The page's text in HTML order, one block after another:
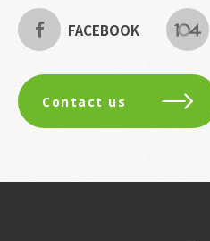
FACEBOOK
Contact us